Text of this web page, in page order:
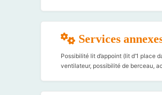
Services
Possibilité lit d’appoint (lit d’1
ventilateur, possibilité de berceau,